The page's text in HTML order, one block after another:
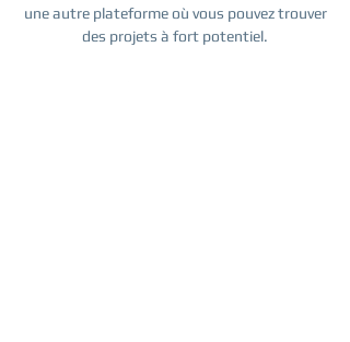
une autre plateforme où vous pouvez trouver
des projets à fort potentiel.